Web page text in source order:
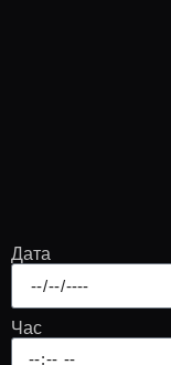
Дата
Час